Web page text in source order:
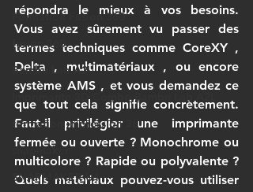
Formation Fusion 360
fusion 360
Bambu Lab A2
Imprimante 3D Combo Bambu Lab A2L
formation impression 3d
snapmaker
SNAPMAKER U1
répondra le mieux à vos besoins.
Vous avez sûrement vu passer des
termes techniques comme CoreXY
Delta , multimatériaux
système AMS , et vous demandez ce
que tout cela signifie concrètement.
Faut-il privilégier une imprimante
fermée ou ouverte ? Monochrome ou
multicolore ? Rapide ou polyvalente ?
Quels matériaux pouvez-vous utiliser